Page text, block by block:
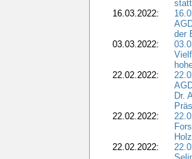
16.03.2022:
der
03.03.2022:
22.02.2022:
Dr.
22.02.2022:
22.02.2022: